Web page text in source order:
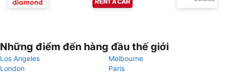
Những điểm đến hàng đầu thế giới
Los Angeles
Melbourne
London
Paris